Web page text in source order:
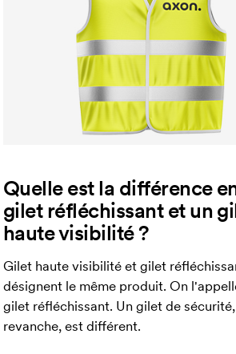
Quelle est la différence
gilet réfléchissant et un
haute visibilité ?
Gilet haute visibilité et gilet
désignent le même produit. On
gilet réfléchissant. Un gilet de
revanche, est différent.